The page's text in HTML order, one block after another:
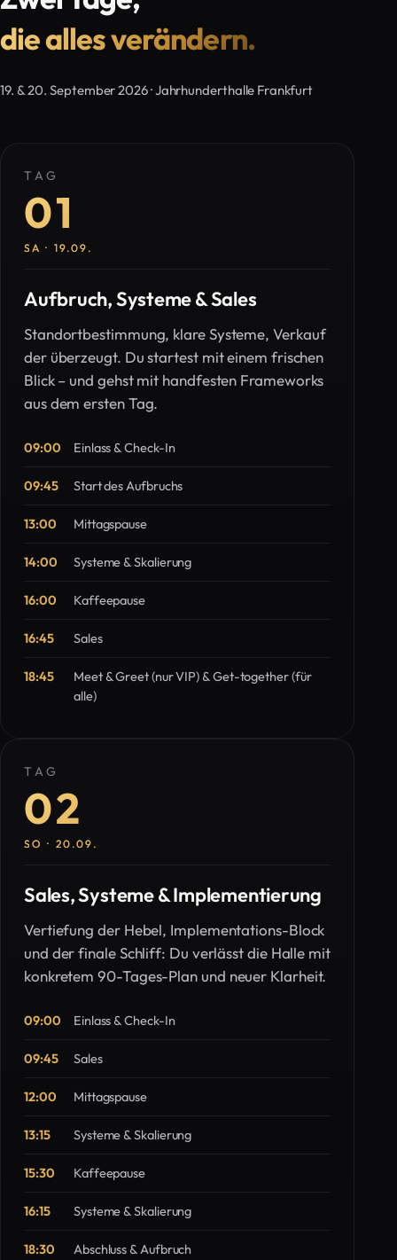
die alles verändern.
19. & 20. September 2026 · Jahrhunderthalle Frankfurt
TAG
01
SA · 19.09.
Aufbruch, Systeme & Sales
Standortbestimmung, klare Systeme, Verkauf
der überzeugt. Du startest mit einem frischen
Blick – und gehst mit handfesten Frameworks
aus dem ersten Tag.
09:00 Einlass & Check-In
09:45 Start des Aufbruchs
13:00 Mittagspause
14:00 Systeme & Skalierung
16:00 Kaffeepause
16:45 Sales
18:45
Meet & Greet (nur VIP) & Get-together (für
alle)
TAG
02
SO · 20.09.
Sales, Systeme & Implementierung
Vertiefung der Hebel, Implementations-Block
und der finale Schliff: Du verlässt die Halle mit
konkretem 90-Tages-Plan und neuer Klarheit.
09:00 Einlass & Check-In
09:45 Sales
12:00 Mittagspause
13:15 Systeme & Skalierung
15:30 Kaffeepause
16:15 Systeme & Skalierung
18:30 Abschluss & Aufbruch